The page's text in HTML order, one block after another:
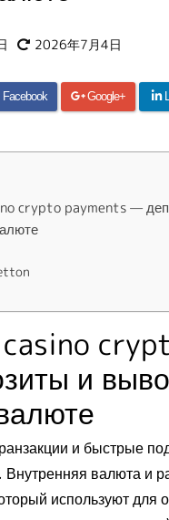
2026年7月4日
Facebook Google+
crypto payments —
и
и быстрые
валюта и
используют для